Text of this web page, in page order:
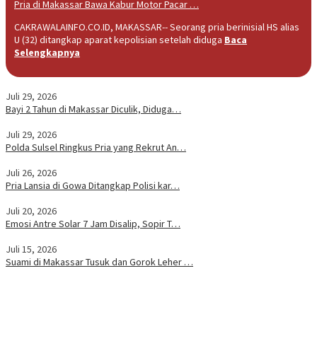
Pria di Makassar Bawa Kabur Motor Pacar …
CAKRAWALAINFO.CO.ID, MAKASSAR-- Seorang pria berinisial HS alias
U (32) ditangkap aparat kepolisian setelah diduga Baca
Selengkapnya
Juli 29, 2026
Bayi 2 Tahun di Makassar Diculik, Diduga…
Juli 29, 2026
Polda Sulsel Ringkus Pria yang Rekrut An…
Juli 26, 2026
Pria Lansia di Gowa Ditangkap Polisi kar…
Juli 20, 2026
Emosi Antre Solar 7 Jam Disalip, Sopir T…
Juli 15, 2026
Suami di Makassar Tusuk dan Gorok Leher …